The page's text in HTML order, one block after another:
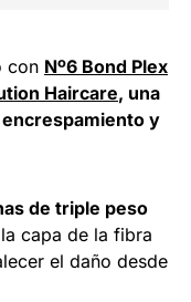
con Nº6 Bond Plex
Haircare, una
y
de triple peso
capa de la fibra
el daño desde